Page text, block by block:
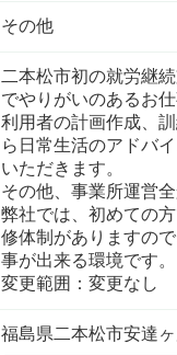
その他
二本松市初の就労継
でやりがいのあるお仕
利用者の計画作成、
ら日常生活のアドバ
いただきます。
その他、事業所運営全
弊社では、初めての
修体制がありますの
事が出来る環境です。
変更範囲：変更なし
福島県二本松市安達